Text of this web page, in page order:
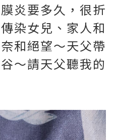
炎要多久，很折
染女兒、家人和
和絕望～天父帶
～請天父聽我的